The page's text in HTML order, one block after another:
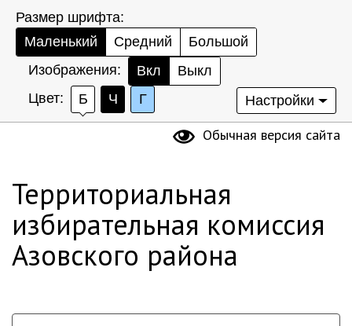
Размер шрифта:
Маленький
Средний
Большой
Изображения:
Вкл
Выкл
Цвет:
Б Ч Г Настройки
Обычная версия сайта
Территориальная
избирательная комиссия
Азовского района